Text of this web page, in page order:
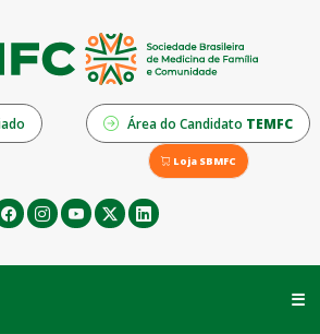
Área do Candidato TEMFC
Loja SBMFC
☰